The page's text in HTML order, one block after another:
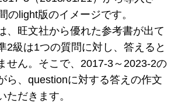
のlight版のイメージです。
、旺文社から優れた参考書が出て
2級は1つの質問に対し、答えると
せん。そこで、2017-3～2023-2の
ら、questionに対する答えの作文
ただきます。